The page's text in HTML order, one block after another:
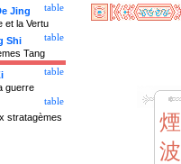
煙
波
table
Jing
et la Vertu
table
Shi
Tang
table
guerre
table
stratagèmes